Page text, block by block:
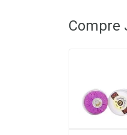
Compre